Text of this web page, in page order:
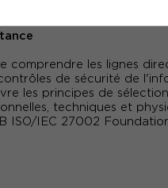
les lignes
de sécurité de
les principes de
techniques et
ISO/IEC 27002